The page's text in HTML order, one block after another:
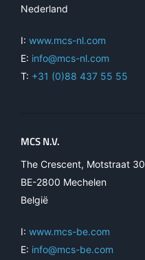
Nederland
I: www.mcs-nl.com
E: info@mcs-nl.com
T: +31 (0)88 437 55 55
MCS N.V.
The Crescent, Motstraat 30
BE-2800 Mechelen
België
I: www.mcs-be.com
E: info@mcs-be.com